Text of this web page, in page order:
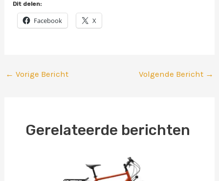
Dit delen:
Facebook X
← Vorige Bericht Volgende Bericht →
Gerelateerde berichten